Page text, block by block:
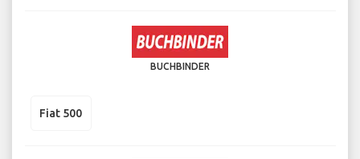
BUCHBINDER
Fiat 500